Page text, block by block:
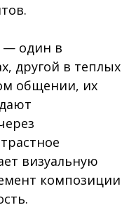
— один в
другой в теплых
общении, их
визуальную
композиции